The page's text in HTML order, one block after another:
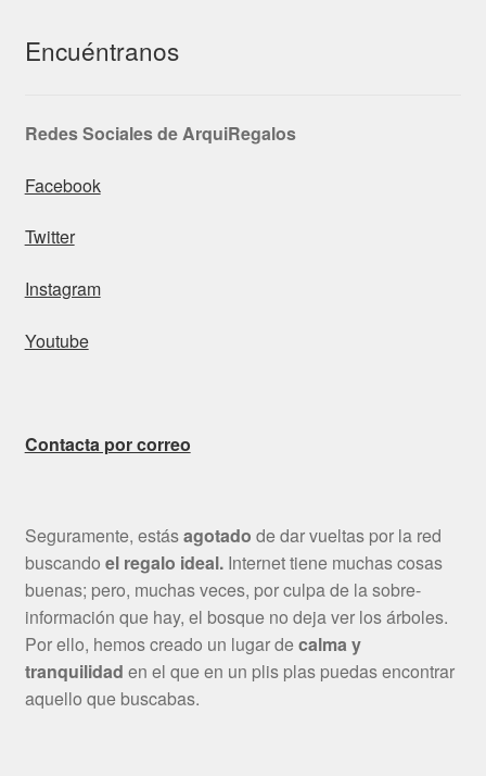
Encuéntranos
Redes Sociales de ArquiRegalos
Facebook
Twitter
Instagram
Youtube
Contacta por correo
Seguramente, estásagotado de dar vueltas por la red
buscando el regalo ideal.Internet tiene muchas cosas
buenas; pero, muchas veces, por culpa de la sobre-
información que hay, el bosque no deja ver los árboles.
Por ello, hemos creado un lugar decalma y
tranquilidad en el que en un plis plas puedas encontrar
aquello que buscabas.